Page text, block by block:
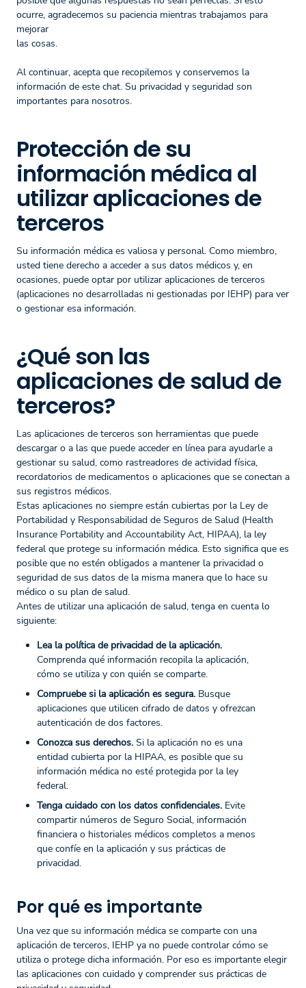
ocurre, agradecemos su paciencia mientras trabajamos para
mejorar
las cosas.
Al continuar, acepta que recopilemos y conservemos la
información de este chat. Su privacidad y seguridad son
importantes para nosotros.
Protección de su
información médica al
utilizar aplicaciones de
terceros
Su información médica es valiosa y personal. Como miembro,
usted tiene derecho a acceder a sus datos médicos y, en
ocasiones, puede optar por utilizar aplicaciones de terceros
(aplicaciones no desarrolladas ni gestionadas por IEHP) para ver
o gestionar esa información.
¿Qué son las
aplicaciones de salud de
terceros?
Las aplicaciones de terceros son herramientas que puede
descargar o a las que puede acceder en línea para ayudarle a
gestionar su salud, como rastreadores de actividad física,
recordatorios de medicamentos o aplicaciones que se conectan a
sus registros médicos.
Estas aplicaciones no siempre están cubiertas por la Ley de
Portabilidad y Responsabilidad de Seguros de Salud (Health
Insurance Portability and Accountability Act, HIPAA), la ley
federal que protege su información médica. Esto significa que es
posible que no estén obligados a mantener la privacidad o
seguridad de sus datos de la misma manera que lo hace su
médico o su plan de salud.
Antes de utilizar una aplicación de salud, tenga en cuenta lo
siguiente:
Lea la política de privacidad de la aplicación.
Comprenda qué información recopila la aplicación,
cómo se utiliza y con quién se comparte.
Compruebe si la aplicación es segura. Busque
aplicaciones que utilicen cifrado de datos y ofrezcan
autenticación de dos factores.
Conozca sus derechos. Si la aplicación no es una
entidad cubierta por la HIPAA, es posible que su
información médica no esté protegida por la ley
federal.
Tenga cuidado con los datos confidenciales. Evite
compartir números de Seguro Social, información
financiera o historiales médicos completos a menos
que confíe en la aplicación y sus prácticas de
privacidad.
Por qué es importante
Una vez que su información médica se comparte con una
aplicación de terceros, IEHP ya no puede controlar cómo se
utiliza o protege dicha información. Por eso es importante elegir
las aplicaciones con cuidado y comprender sus prácticas de